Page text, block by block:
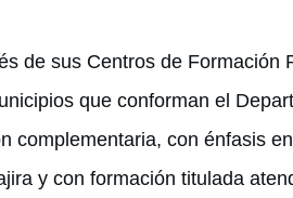
de sus Centros de Formación
que conforman el
complementaria, con énfasis
y con formación titulada